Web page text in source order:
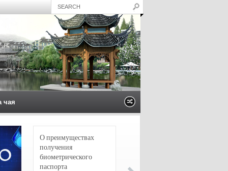
чая
О преимуществах
получения
биометрического
паспорта